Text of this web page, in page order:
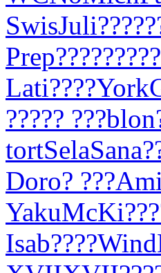
SwisJuli????
Prep????????
Lati????York
????? ???blon
tortSelaSana
Doro? ???
YakuMcKi
Isab????Wind